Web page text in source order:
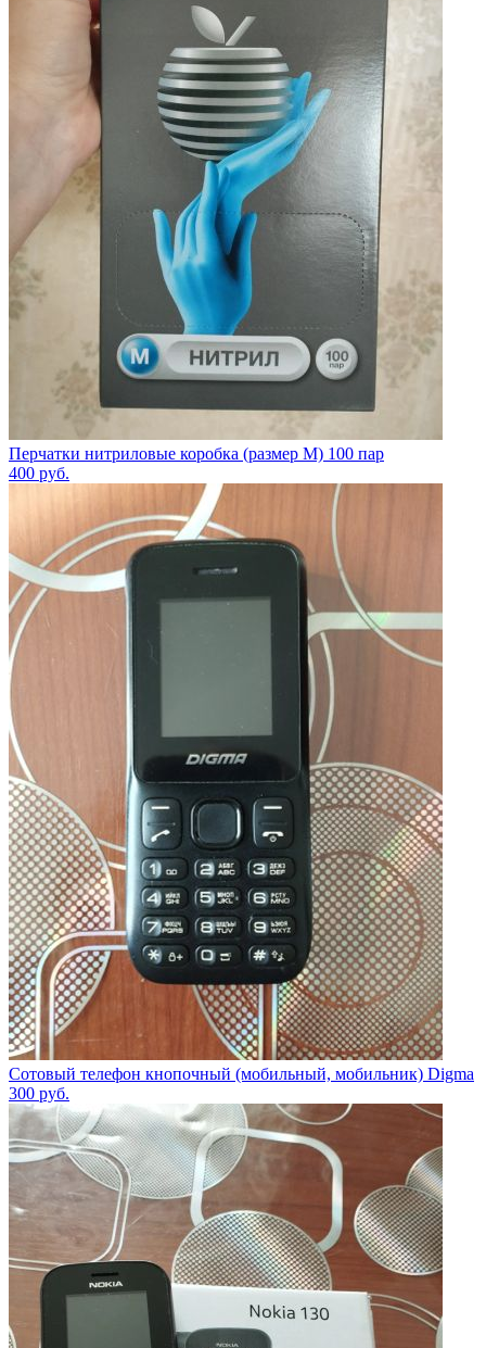
Перчатки нитриловые коробка (размер M) 100 пар
400 руб.
Сотовый телефон кнопочный (мобильный, мобильник) Digma
300 руб.